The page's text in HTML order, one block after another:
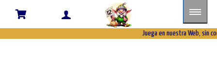
Juega en nuestra Web, sin